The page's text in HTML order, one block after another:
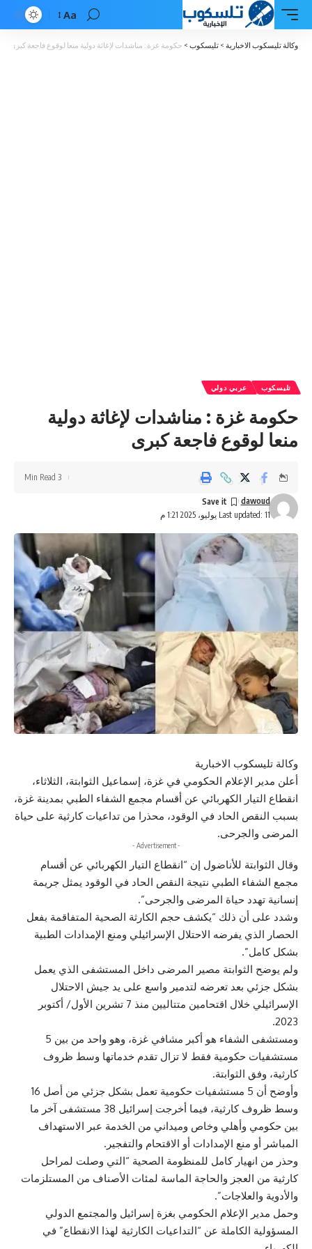
Font
Resizer
Aa
وكالة تليسكوب الاخبارية > تليسكوب > حكومة غزة : مناشدات لإغاثة دولية منعا لوقوع فاجعة كبرى
تليسكوب عربي دولي
حكومة غزة : مناشدات لإغاثة دولية
منعا لوقوع فاجعة كبرى
Last updated: 11 يوليو، 2025 1:21 م
dawoud
3 Min Read
وكالة تليسكوب الاخبارية
أعلن مدير الإعلام الحكومي في غزة، إسماعيل الثوابتة، الثلاثاء،
انقطاع التيار الكهربائي عن أقسام مجمع الشفاء الطبي بمدينة غزة،
بسبب النقص الحاد في الوقود، محذرا من تداعيات كارثية على حياة
المرضى والجرحى.
- Advertisement -
وقال الثوابتة للأناضول إن “انقطاع التيار الكهربائي عن أقسام
مجمع الشفاء الطبي نتيجة النقص الحاد في الوقود يمثل جريمة
إنسانية تهدد حياة المرضى والجرحى”.
وشدد على أن ذلك “يكشف حجم الكارثة الصحية المتفاقمة بفعل
الحصار الذي يفرضه الاحتلال الإسرائيلي ومنع الإمدادات الطبية
بشكل كامل”.
ولم يوضح الثوابتة مصير المرضى داخل المستشفى الذي يعمل
بشكل جزئي بعد تعرضه لتدمير واسع على يد جيش الاحتلال
الإسرائيلي خلال اقتحامين متتاليين منذ 7 تشرين الأول/ أكتوبر
2023.
ومستشفى الشفاء هو أكبر مشافي غزة، وهو واحد من بين 5
مستشفيات حكومية فقط لا تزال تقدم خدماتها وسط ظروف
كارثية، وفق الثوابتة.
وأوضح أن 5 مستشفيات حكومية تعمل بشكل جزئي من أصل 16
وسط ظروف كارثية، فيما أخرجت إسرائيل 38 مستشفى آخر ما
بين حكومي وأهلي وخاص وميداني من الخدمة عبر الاستهداف
المباشر أو منع الإمدادات أو الاقتحام والتفجير.
وحذر من انهيار كامل للمنظومة الصحية “التي وصلت لمراحل
كارثية من العجز والحاجة الماسة لمئات الأصناف من المستلزمات
والأدوية والعلاجات”.
وحمل مدير الإعلام الحكومي بغزة إسرائيل والمجتمع الدولي
المسؤولية الكاملة عن “التداعيات الكارثية لهذا الانقطاع” في